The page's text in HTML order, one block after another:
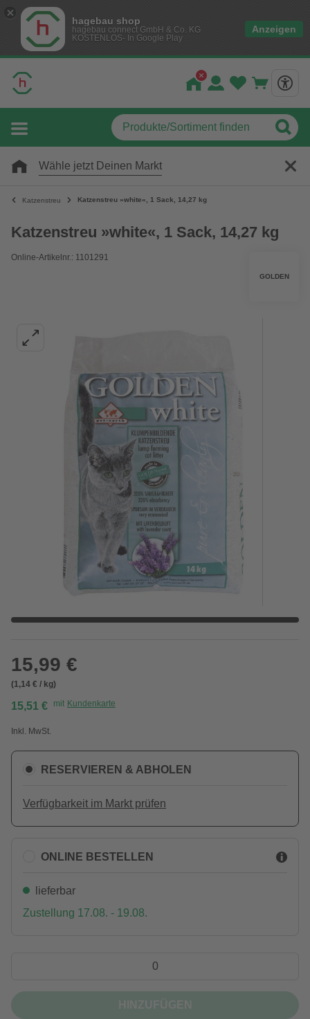
hagebau shop
hagebau connect GmbH & Co. KG
KOSTENLOS- In Google Play
Anzeigen
Wähle jetzt Deinen Markt
Katzenstreu Katzenstreu »white«, 1 Sack, 14,27 kg
Katzenstreu »white«, 1 Sack, 14,27 kg
Online-Artikelnr.: 1101291
GOLDEN
15,99 €
(1,14 € / kg)
15,51 € mit Kundenkarte
Inkl. MwSt.
RESERVIEREN & ABHOLEN
Verfügbarkeit im Markt prüfen
ONLINE BESTELLEN
lieferbar
Zustellung 17.08. - 19.08.